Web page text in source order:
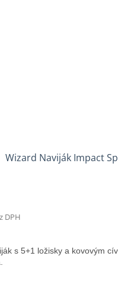
Wizard Naviják Impact
DPH
s 5+1 ložisky a kovovým